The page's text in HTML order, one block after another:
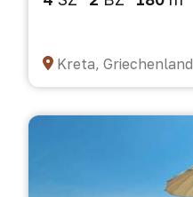
Kreta, Griechenland